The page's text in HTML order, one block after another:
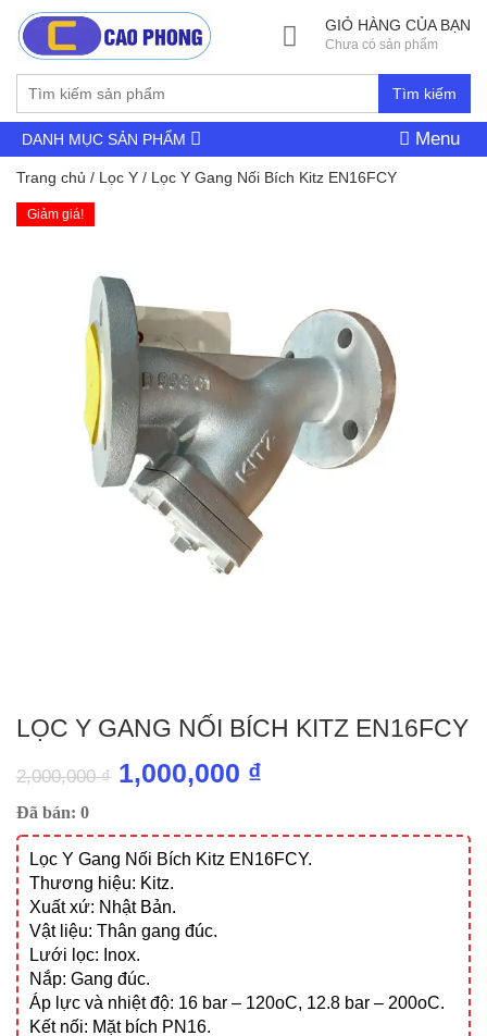
Tìm kiếm
GIỎ HÀNG CỦA BẠN
Chưa có sản phẩm
DANH MỤC SẢN PHẨM Menu
Trang chủ / Lọc Y / Lọc Y Gang Nối Bích Kitz EN16FCY
Giảm giá!
LỌC Y GANG NỐI BÍCH KITZ EN16FCY
2,000,000₫ Giá
là:
2,000,000 ₫.
1,000,000 ₫
tại
là:
Đã bán: 0
Lọc Y Gang Nối Bích Kitz EN16FCY.
Thương hiệu: Kitz.
Xuất xứ: Nhật Bản.
Vật liệu: Thân gang đúc.
Lưới lọc: Inox.
Nắp: Gang đúc.
Áp lực và nhiệt độ: 16 bar – 120oC, 12.8 bar – 200oC.
Kết nối: Mặt bích PN16.